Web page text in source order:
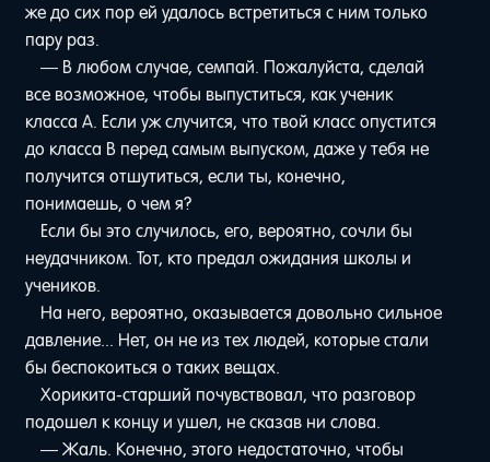
же до сих пор ей удалось встретиться с ним только
пару раз.
— В любом случае, семпай. Пожалуйста, сделай
все возможное, чтобы выпуститься, как ученик
класса А. Если уж случится, что твой класс опустится
до класса B перед самым выпуском, даже у тебя не
получится отшутиться, если ты, конечно,
понимаешь, о чем я?
Если бы это случилось, его, вероятно, сочли бы
неудачником. Тот, кто предал ожидания школы и
учеников.
На него, вероятно, оказывается довольно сильное
давление... Нет, он не из тех людей, которые стали
бы беспокоиться о таких вещах.
Хорикита-старший почувствовал, что разговор
подошел к концу и ушел, не сказав ни слова.
— Жаль. Конечно, этого недостаточно, чтобы